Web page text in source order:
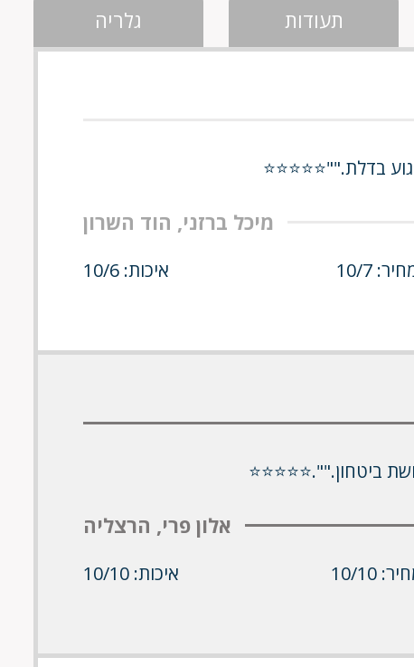
תעודות גלריה
בדלת.""⭐⭐⭐⭐⭐
מיכל ברזני, הוד השרון
10/7 איכות: 10/6
ביטחון."".⭐⭐⭐⭐⭐
אלון פרי, הרצליה
10/10 איכות: 10/10